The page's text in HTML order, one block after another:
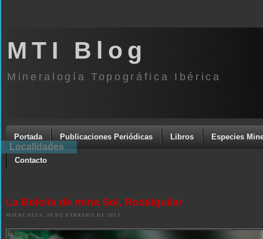
MTI Blog
Mineralogía Topográfica Ibérica
Portada Publicaciones Periódicas Libros Especies
Contacto
La Boleita de mina Sol, Rodalquilar
MIÉRCOLES, 20 DE FEBRERO DE 2013
Localidades